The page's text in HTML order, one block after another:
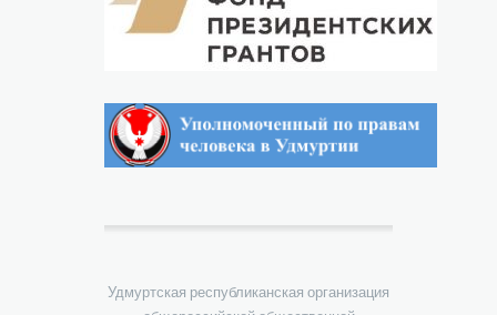
Удмуртская республиканская организация